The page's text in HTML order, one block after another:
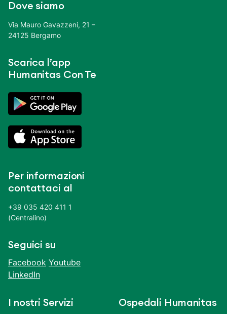
Dove siamo
Via Mauro Gavazzeni, 21 –
24125 Bergamo
Scarica l’app
Humanitas Con Te
Per informazioni
contattaci al
+39 035 420 411 1
(Centralino)
Seguici su
Facebook Youtube
LinkedIn
I nostri Servizi Ospedali Humanitas